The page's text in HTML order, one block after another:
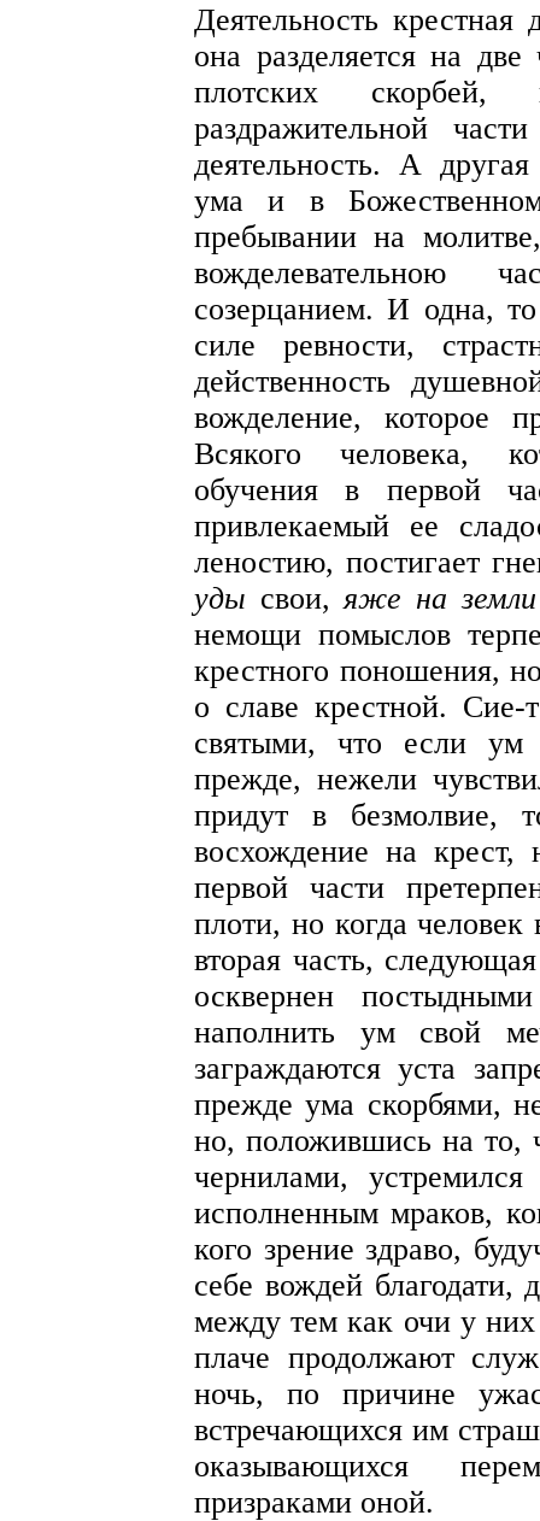
Деятельность крестная
она разделяется на
плотских скорбей,
раздражительной
деятельность. А
ума и в
пребывании на
вожделевательною
созерцанием. И одна,
силе ревности,
действенность
вожделение, которое
Всякого человека,
обучения в первой
привлекаемый ее
леностию, постигает
уды свои,яже на земли
немощи помыслов
крестного поношения,
о славе крестной. Сие-
святыми, что если ум
прежде, нежели
придут в безмолвие,
восхождение на
первой части
плоти, но когда человек
вторая часть,
осквернен
наполнить ум свой
заграждаются уста
прежде ума скорбями,
но, положившись на то,
чернилами,
исполненным мраков,
кого зрение здраво,
себе вождей
между тем как очи у
плаче продолжают
ночь, по причине
встречающихся им
оказывающихся
призраками оной.